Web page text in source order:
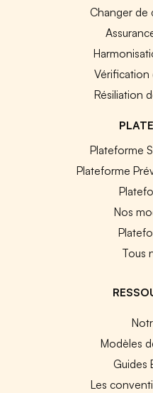
Changer de
Résiliation
Plateforme
Plateforme
Nos
Tous
Modèles
Guides
Les